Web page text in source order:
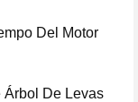
Del Motor
Árbol De Levas